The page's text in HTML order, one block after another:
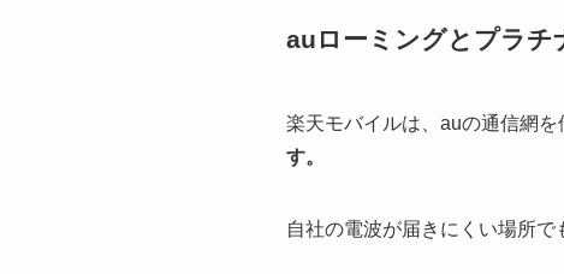
auローミングとプラチ
楽天モバイルは、auの通信網を
す。
自社の電波が届きにくい場所で